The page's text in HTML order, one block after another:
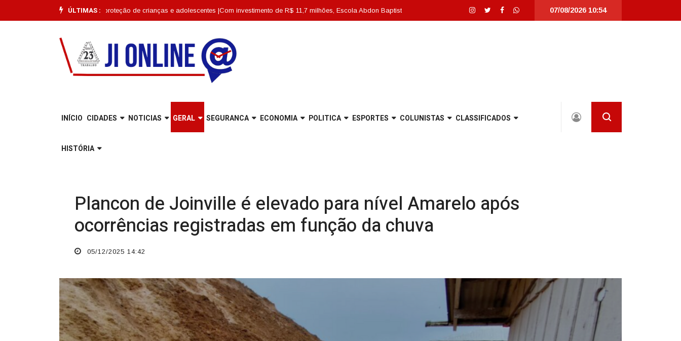
ÚLTIMAS :
para reforçar proteção de crianças e adolescentes |Com investimento de R$ 11,7 milhões, Escola Abdon Baptista é entregue totalmente revitalizada em Joinville |Joinville recebe seletivas da WorldSkills, maior
07/08/2026 10:54
INÍCIO CIDADES NOTICIAS GERAL SEGURANCA ECONOMIA POLITICA ESPORTES COLUNISTAS CLASSIFICADOS
HISTÓRIA
Plancon de Joinville é elevado para nível Amarelo após
ocorrências registradas em função da chuva
05/12/2025 14:42